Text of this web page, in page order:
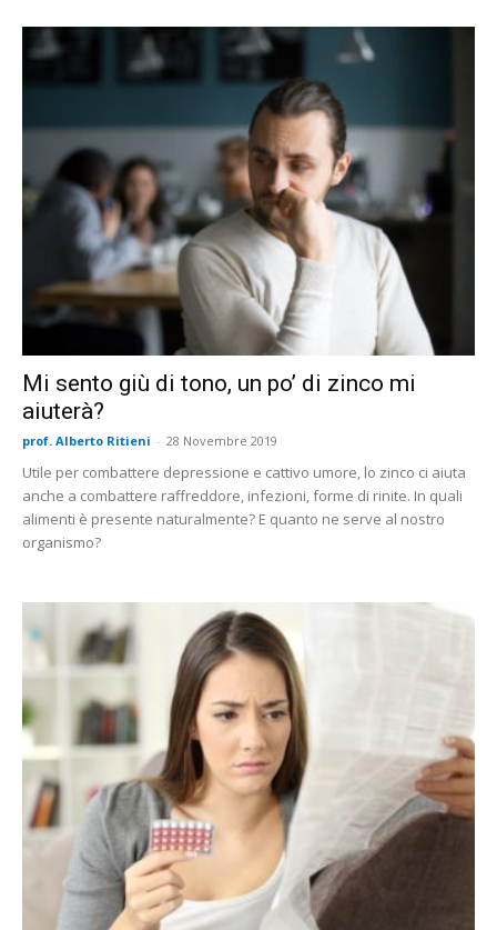
Mi sento giù di tono, un po’ di zinco mi
aiuterà?
prof. Alberto Ritieni - 28 Novembre 2019
Utile per combattere depressione e cattivo umore, lo zinco ci aiuta
anche a combattere raffreddore, infezioni, forme di rinite. In quali
alimenti è presente naturalmente? E quanto ne serve al nostro
organismo?